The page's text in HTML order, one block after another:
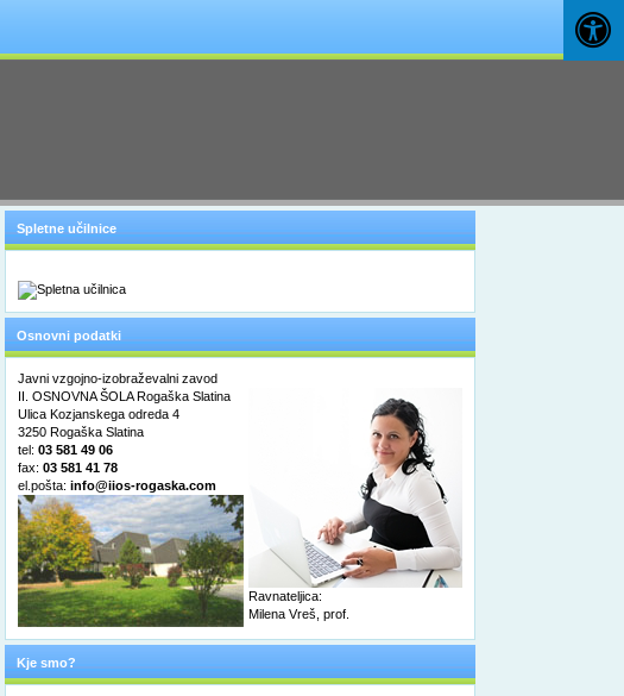
Spletne učilnice
Osnovni podatki
Javni vzgojno-izobraževalni zavod
II. OSNOVNA ŠOLA Rogaška Slatina
Ulica Kozjanskega odreda 4
3250 Rogaška Slatina
tel: 03 581 49 06
fax: 03 581 41 78
el.pošta: info@iios-rogaska.com
Ravnateljica:
Milena Vreš, prof.
Kje smo?